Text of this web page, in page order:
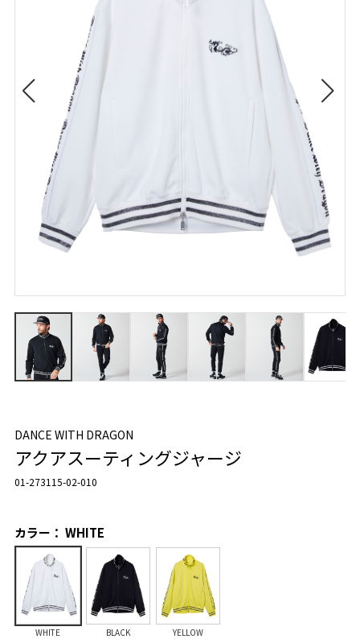
DANCE WITH DRAGON
アクアスーティングジャージ
01-273115-02-010
カラー： WHITE
WHITE BLACK YELLOW